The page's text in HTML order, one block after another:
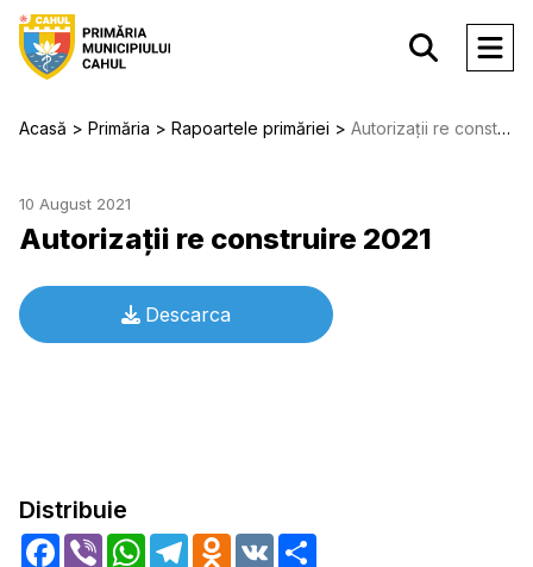
Acasă Primăria Rapoartele primăriei Autorizații re construire 2021
10 August 2021
Autorizații re construire 2021
Descarca
Distribuie
Facebook
Viber WhatsApp
TelegramOdnoklassniki
VK